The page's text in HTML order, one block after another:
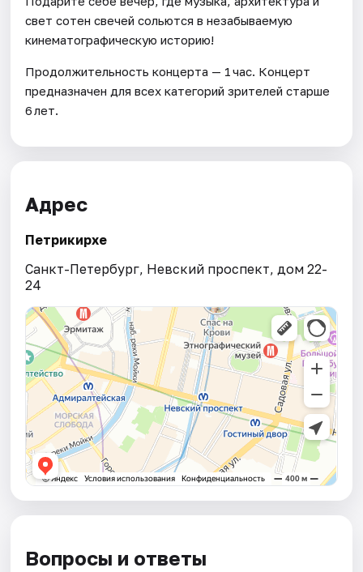
свет сотен свечей сольются в незабываемую
кинематографическую историю!
Продолжительность концерта — 1 час. Концерт
предназначен для всех категорий зрителей старше
6 лет.
Адрес
Петрикирхе
Санкт-Петербург, Невский проспект, дом 22-
24
Вопросы и ответы